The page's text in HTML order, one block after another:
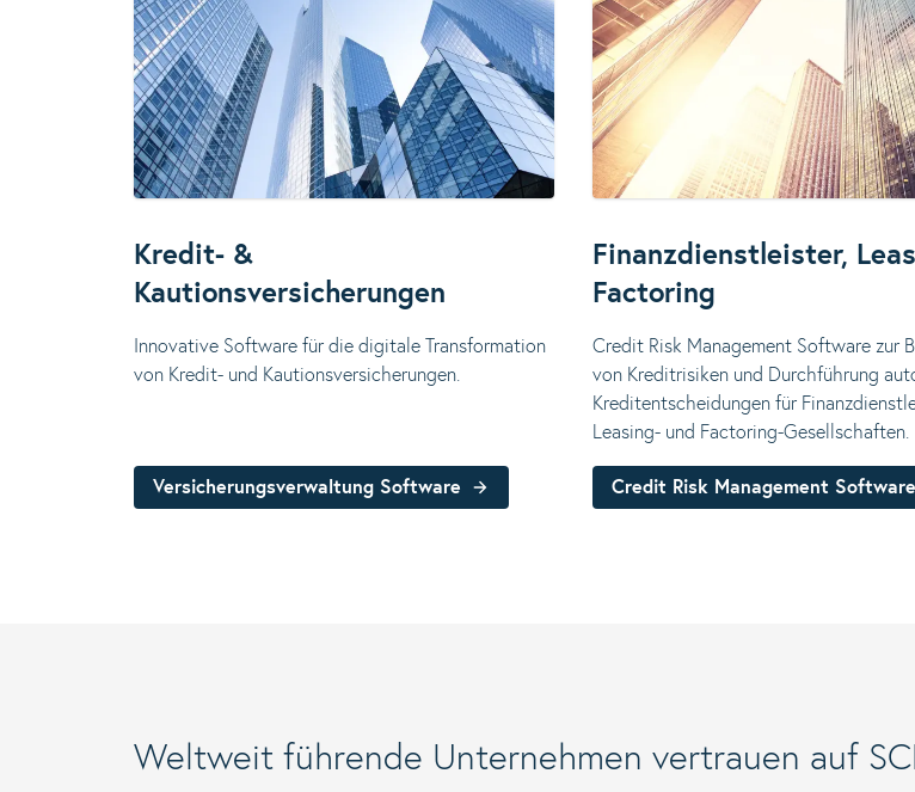
Kredit- &
Kautionsversicherungen
Innovative Software für die digitale Transformation
von Kredit- und Kautionsversicherungen.
Versicherungsverwaltung Software
Finanzdienstleister,
Factoring
Credit Risk Management Software zur
von Kreditrisiken und Durchführung
Kreditentscheidungen für
Leasing- und Factoring-Gesellschaften.
Credit Risk Management Software
Weltweit führende Unternehmen vertrauen auf